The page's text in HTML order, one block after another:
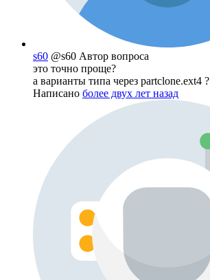
s60 @s60 Автор вопроса
это точно проще?
а варианты типа через partclone.ext4 ?
Написано более двух лет назад